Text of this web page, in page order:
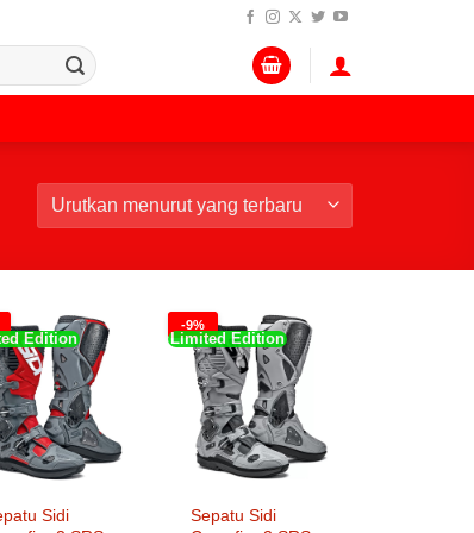
Edition
Sidi
-9%
Limited Edition
Sepatu Sidi